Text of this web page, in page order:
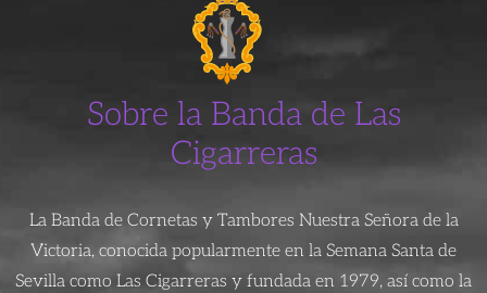
Sobre la Banda de Las
Cigarreras
La Banda de Cornetas y Tambores Nuestra Señora de la
Victoria, conocida popularmente en la Semana Santa de
Sevilla como Las Cigarreras y fundada en 1979, así como la